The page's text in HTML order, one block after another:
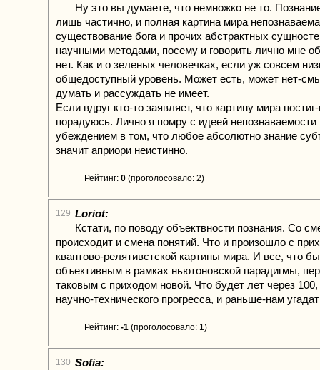
Ну это вы думаете, что немножко не то.
лишь частично, и полная картина мира
существование бога и прочих абстрактных
научными методами, посему и говорить лично мне
нет. Как и о зеленых человечках, если уж совсем
общедоступный уровень. Может есть, может нет-
думать и рассуждать не имеет.
Если вдруг кто-то заявляет, что картину мира
порадуюсь. Лично я помру с идеей
убеждением в том, что любое абсолютно знание
значит априори неистинно.
Рейтинг: 0 (проголосовало: 2)
129 Loriot:
Кстати, по поводу объектвности познания. Со
происходит и смена понятий. Что и произошло с
квантово-релятивстской картины мира. И все, что
объективным в рамках ньютоновской парадигмы,
таковым с приходом новой. Что будет лет через
научно-технического прогресса, и раньше-нам
Рейтинг: -1 (проголосовало: 1)
130 Sofia: